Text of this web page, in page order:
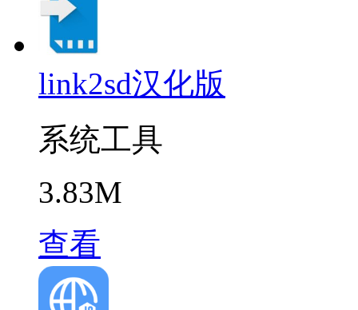
link2sd汉化版
系统工具
3.83M
查看